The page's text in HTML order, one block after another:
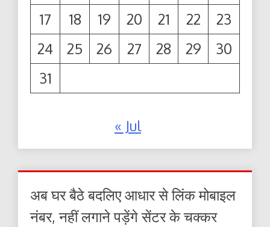
17
18 19 20 21 22
23
24
25 26 27 28 29
30
31
« Jul
अब घर बैठे बदलिए आधार से लिंक मोबाइल
नंबर, नहीं लगाने पड़ेंगे सेंटर के चक्कर